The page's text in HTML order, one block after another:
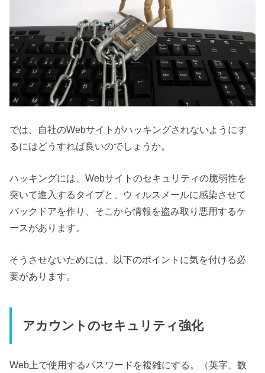
では、自社のWebサイトがハッキングされないようにす
るにはどうすれば良いのでしょうか。
ハッキングには、Webサイトのセキュリティの脆弱性を
突いて進入するタイプと、ウィルスメールに感染させて
バックドアを作り、そこから情報を盗み取り悪用するケ
ースがあります。
そうさせないためには、以下のポイントに気を付ける必
要があります。
アカウントのセキュリティ強化
Web上で使用するパスワードを複雑にする。（英字、数